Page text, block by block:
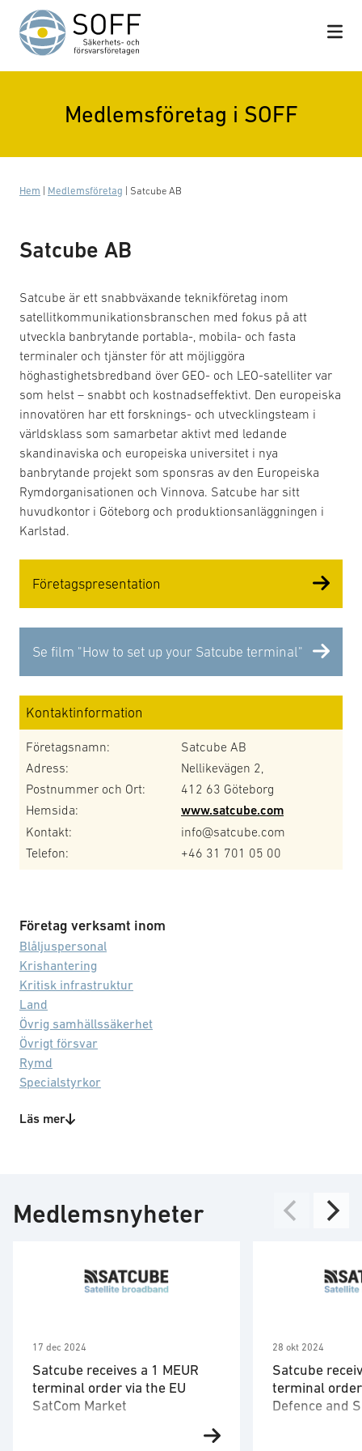
Hoppa till innehåll
Medlemsföretag i SOFF
Hem Medlemsföretag Satcube AB
Satcube AB
Satcube är ett snabbväxande teknikföretag inom
satellitkommunikationsbranschen med fokus på att
utveckla banbrytande portabla-, mobila- och fasta
terminaler och tjänster för att möjliggöra
höghastighetsbredband över GEO- och LEO-satelliter var
som helst – snabbt och kostnadseffektivt. Den europeiska
innovatören har ett forsknings- och utvecklingsteam i
världsklass som samarbetar aktivt med ledande
skandinaviska och europeiska universitet i nya
banbrytande projekt som sponsras av den Europeiska
Rymdorganisationen och Vinnova. Satcube har sitt
huvudkontor i Göteborg och produktionsanläggningen i
Karlstad.
Företagspresentation
Se film "How to set up your Satcube terminal"
Kontaktinformation
Företagsnamn:
Satcube AB
Adress:
Nellikevägen 2,
Postnummer och Ort:
412 63 Göteborg
Hemsida:
www.satcube.com
Kontakt:
info@satcube.com
Telefon:
+46 31 701 05 00
Företag verksamt inom
Blåljuspersonal
Krishantering
Kritisk infrastruktur
Land
Övrig samhällssäkerhet
Övrigt försvar
Rymd
Specialstyrkor
Produkt-/tjänstekategorier
IT-hårdvara (allmänt)
IT-säkerhet
Läs mer
Medlemsnyheter
17 dec 2024
Satcube receives a 1 MEUR
terminal order via the EU
SatCom Market
28 okt 2024
Satcube
terminal
Defence and